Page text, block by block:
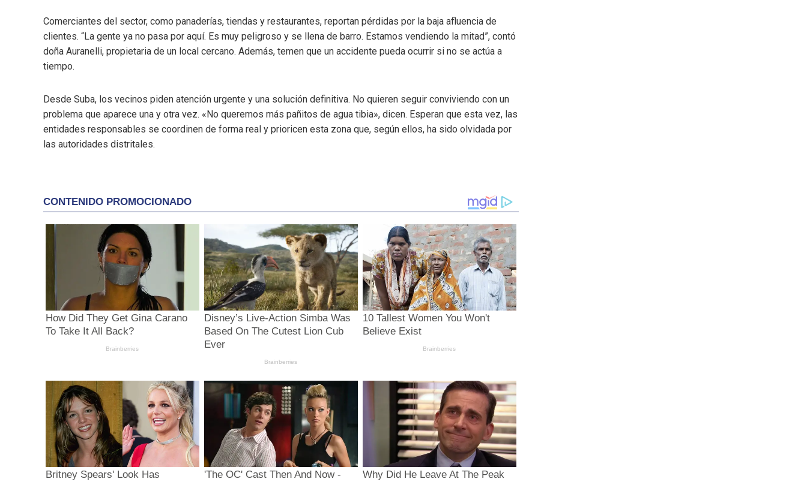
Comerciantes del sector, como panaderías, tiendas y restaurantes, reportan pérdidas por la baja afluencia de
clientes. “La gente ya no pasa por aquí. Es muy peligroso y se llena de barro. Estamos vendiendo la mitad”, contó
doña Auranelli, propietaria de un local cercano. Además, temen que un accidente pueda ocurrir si no se actúa a
tiempo.
Desde Suba, los vecinos piden atención urgente y una solución definitiva. No quieren seguir conviviendo con un
problema que aparece una y otra vez. «No queremos más pañitos de agua tibia», dicen. Esperan que esta vez, las
entidades responsables se coordinen de forma real y prioricen esta zona que, según ellos, ha sido olvidada por
las autoridades distritales.